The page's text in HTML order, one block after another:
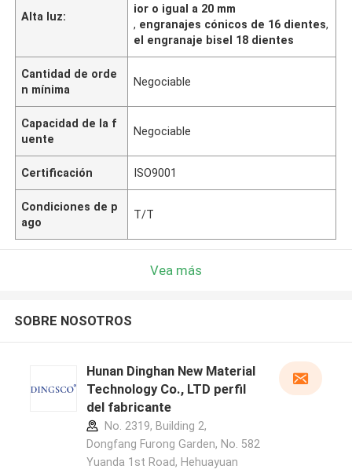
Alta luz:
ior o igual a 20 mm
, engranajes cónicos de 16 dientes,
el engranaje bisel 18 dientes
Cantidad de orde
n mínima
Negociable
Capacidad de la f
uente
Negociable
Certificación ISO9001
Condiciones de p
ago
T/T
Vea más
SOBRE NOSOTROS
Hunan Dinghan New Material
Technology Co., LTD perfil
del fabricante
No. 2319, Building 2,
Dongfang Furong Garden, No. 582
Yuanda 1st Road, Hehuayuan